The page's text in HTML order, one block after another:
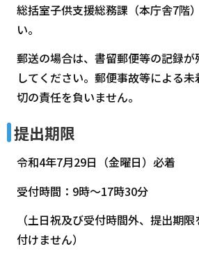
総括室子供支援総務課（本庁舎7階
い。
郵送の場合は、書留郵便等の記録
してください。郵便事故等による
切の責任を負いません。
提出期限
令和4年7月29日（金曜日）必着
受付時間：9時～17時30分
（土日祝及び受付時間外、提出期
付けません）